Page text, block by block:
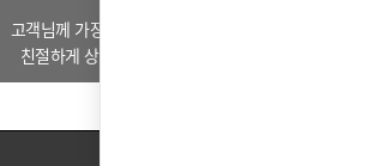
고객님께 가장 알맞은 제품으로
친절하게 상담드리겠습니다.